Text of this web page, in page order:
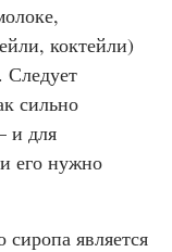
коктейли)
сильно
и для
его нужно
является